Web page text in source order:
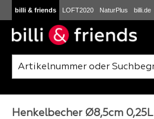
Zum Hauptinhalt springen
billi & friends LOFT2020 NaturPlus billi.de
Henkelbecher Ø8,5cm 0,25L